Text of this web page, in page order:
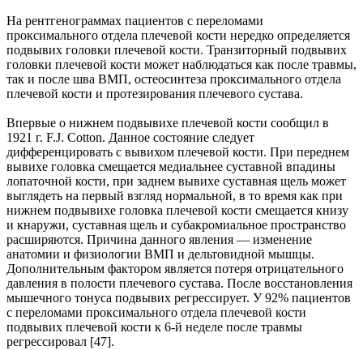
На рентгенограммах пациентов с переломами
проксимального отдела плечевой кости нередко определяется
подвывих головки плечевой кости. Транзиторный подвывих
головки плечевой кости может наблюдаться как после травмы,
так и после шва ВМП, остеосинтеза проксимального отдела
плечевой кости и протезирования плечевого сустава.
Впервые о нижнем подвывихе плечевой кости сообщил в
1921 г. F.J. Cotton. Данное состояние следует
дифференцировать с вывихом плечевой кости. При переднем
вывихе головка смещается медиальнее суставной впадины
лопаточной кости, при заднем вывихе суставная щель может
выглядеть на первый взгляд нормальной, в то время как при
нижнем подвывихе головка плечевой кости смещается книзу
и кнаружи, суставная щель и субакромиальное пространство
расширяются. Причина данного явления — изменение
анатомии и физиологии ВМП и дельтовидной мышцы.
Дополнительным фактором является потеря отрицательного
давления в полости плечевого сустава. После восстановления
мышечного тонуса подвывих регрессирует. У 92% пациентов
с переломами проксимального отдела плечевой кости
подвывих плечевой кости к 6-й неделе после травмы
регрессировал [47].